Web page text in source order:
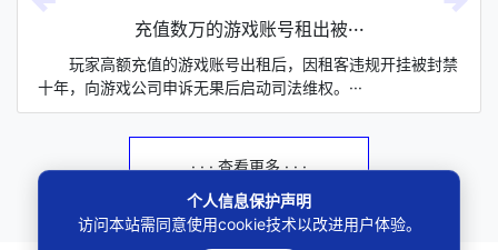
充值数万的游戏账号租出被···
玩家高额充值的游戏账号出租后，因租客违规开挂被封禁
十年，向游戏公司申诉无果后启动司法维权。···
· · · 查看更多 · · ·
个人信息保护声明
访问本站需同意使用cookie技术以改进用户体验。